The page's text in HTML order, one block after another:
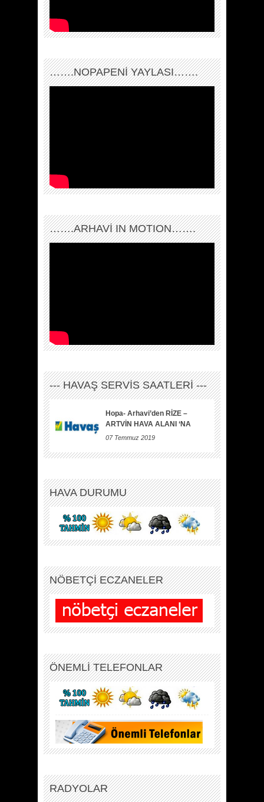
…….NOPAPENİ YAYLASI…….
…….ARHAVI IN MOTION…….
--- HAVAŞ SERVİS SAATLERİ ---
Hopa- Arhavi’den RİZE –
ARTVİN HAVA ALANI ‘NA
07 Temmuz 2019
HAVA DURUMU
NÖBETÇİ ECZANELER
ÖNEMLİ TELEFONLAR
RADYOLAR